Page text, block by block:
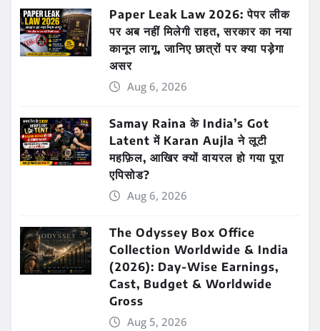
Paper Leak Law 2026: पेपर लीक
पर अब नहीं मिलेगी राहत, सरकार का नया
कानून लागू, जानिए छात्रों पर क्या पड़ेगा
असर
Aug 6, 2026
Samay Raina के India’s Got
Latent में Karan Aujla ने लूटी
महफ़िल, आखिर क्यों वायरल हो गया पूरा
एपिसोड?
Aug 6, 2026
The Odyssey Box Office
Collection Worldwide & India
(2026): Day-Wise Earnings,
Cast, Budget & Worldwide
Gross
Aug 5, 2026